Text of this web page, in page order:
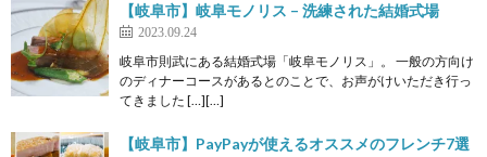
【岐阜市】岐阜モノリス – 洗練された結婚式場
2023.09.24
岐阜市則武にある結婚式場「岐阜モノリス」。 一般の方向け
のディナーコースがあるとのことで、お声がけいただき行っ
てきました […][…]
【岐阜市】PayPayが使えるオススメのフレンチ7選